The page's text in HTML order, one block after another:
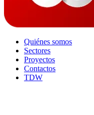
Quiénes somos
Sectores
Proyectos
Contactos
TDW